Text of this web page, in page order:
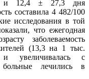
и 12,4 ± 27,3 дня
составила 4 482/100
исследования в той
что ежегодная
заболеваемость
(13,3 на 1 тыс.
и увеличивалась с
лечились в